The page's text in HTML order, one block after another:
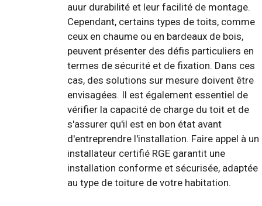
auur durabilité et leur facilité de montage.
Cependant, certains types de toits, comme
ceux en chaume ou en bardeaux de bois,
peuvent présenter des défis particuliers en
termes de sécurité et de fixation. Dans ces
cas, des solutions sur mesure doivent être
envisagées. Il est également essentiel de
vérifier la capacité de charge du toit et de
s'assurer qu'il est en bon état avant
d'entreprendre l'installation. Faire appel à un
installateur certifié RGE garantit une
installation conforme et sécurisée, adaptée
au type de toiture de votre habitation.